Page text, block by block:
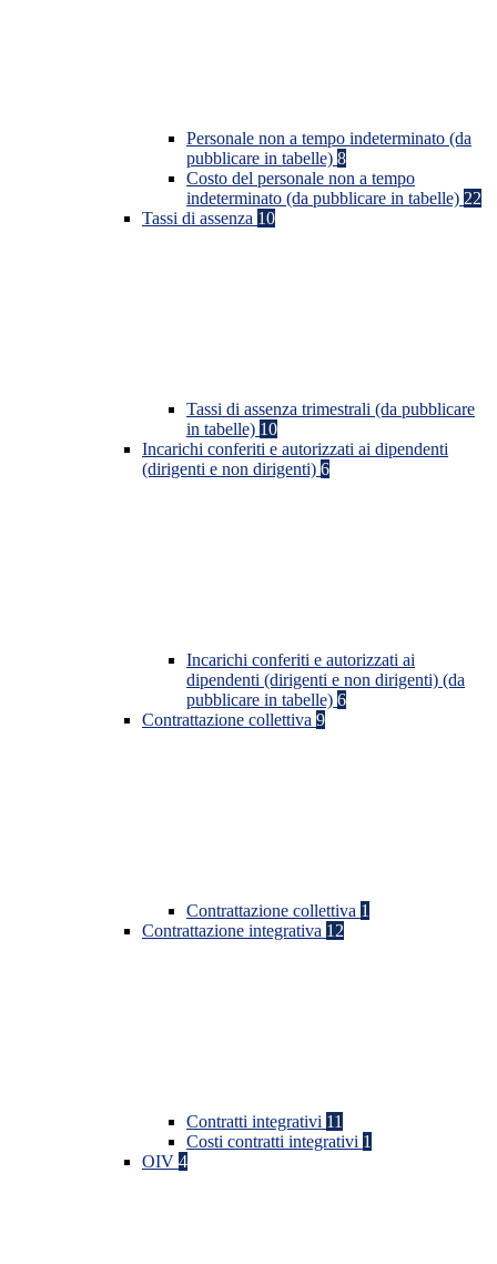
Personale non a tempo indeterminato (da
pubblicare in tabelle) 8
Costo del personale non a tempo
indeterminato (da pubblicare in tabelle) 22
Tassi di assenza 10
Tassi di assenza trimestrali (da pubblicare
in tabelle) 10
Incarichi conferiti e autorizzati ai dipendenti
(dirigenti e non dirigenti) 6
Incarichi conferiti e autorizzati ai
dipendenti (dirigenti e non dirigenti) (da
pubblicare in tabelle) 6
Contrattazione collettiva 9
Contrattazione collettiva 1
Contrattazione integrativa 12
Contratti integrativi 11
Costi contratti integrativi 1
OIV 4